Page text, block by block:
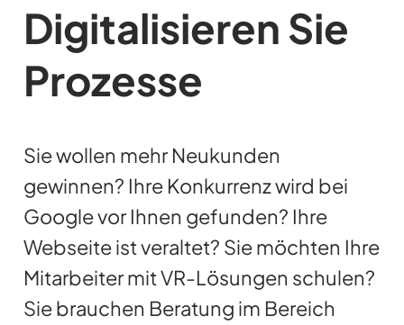
Digitalisieren Sie
Prozesse
Sie wollen mehr Neukunden
gewinnen? Ihre Konkurrenz wird bei
Google vor Ihnen gefunden? Ihre
Webseite ist veraltet? Sie möchten Ihre
Mitarbeiter mit VR-Lösungen schulen?
Sie brauchen Beratung im Bereich